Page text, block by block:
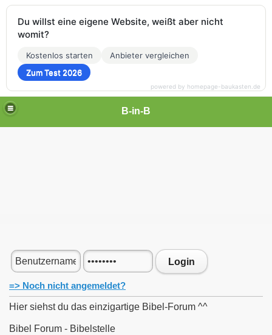
B-in-B
Login
=> Noch nicht angemeldet?
Hier siehst du das einzigartige Bibel-Forum ^^
Bibel Forum - Bibelstelle
Du willst eine eigene Website, weißt aber nicht
womit?
Kostenlos starten
Anbieter vergleichen
Zum Test 2026
powered by homepage-baukasten.de